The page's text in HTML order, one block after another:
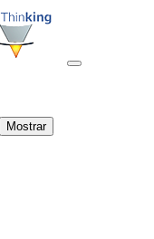
Mostrar